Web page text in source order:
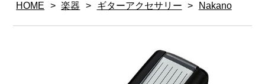
HOME > 楽器 > ギターアクセサリー > Nakano